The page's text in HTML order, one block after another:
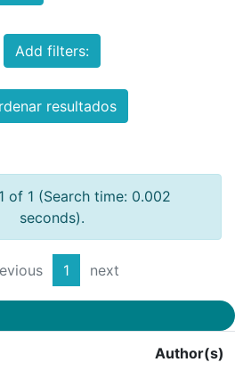
Add filters:
resultados
of 1 (Search time: 0.002
seconds).
1 next
Author(s)